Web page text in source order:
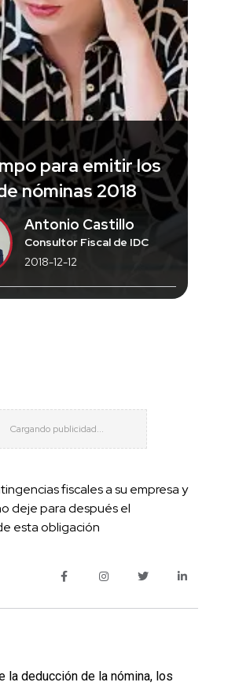
para emitir los
nóminas 2018
Antonio Castillo
Consultor Fiscal de IDC
2018-12-12
fiscales a su empresa y
deje para después el
esta obligación
la deducción de la nómina, los